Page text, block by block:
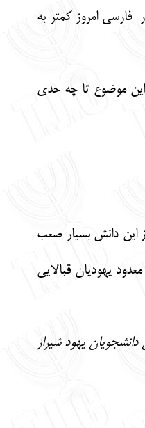
ر فارسی امروز کمتر به
این موضوع تا چه حدی
این دانش بسیار صعب
یهودیان قبالایی
یهود شیراز